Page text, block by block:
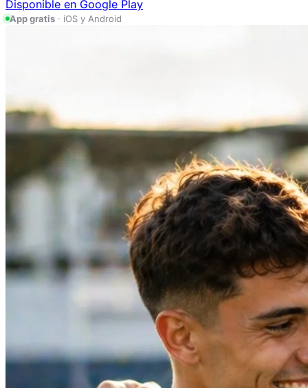
Disponible en Google Play
App gratis · iOS y Android